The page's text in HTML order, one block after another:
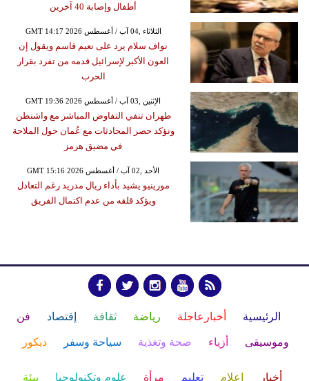
أطفال وإصابة 40 آخرين
GMT 14:17 2026 الثلاثاء ,04 آب / أغسطس
نواف سلام يرد على نعيم قاسم ويقول إن
العون الأكبر لإسرائيل قدمه من تفرد بقرار
الحرب
GMT 19:36 2026 الإثنين ,03 آب / أغسطس
طهران تنفي التفاوض المباشر مع واشنطن
وتؤكد حصر المحادثات مع عُمان حول الملاحة
في مضيق هرمز
GMT 15:16 2026 الأحد ,02 آب / أغسطس
مورينيو يشيد بأداء ريال مدريد رغم التعادل
ويؤكد قلقه من عدم اكتمال الفريق
الرئيسية أخبارعاجلة رياضة ثقافة إقتصاد فن
وموسيقى أزياء صحة وتغذية سياحة وسفر ديكور
أخبار إعلام تعليم مرأة علوم وتكنولوجيا بيئة